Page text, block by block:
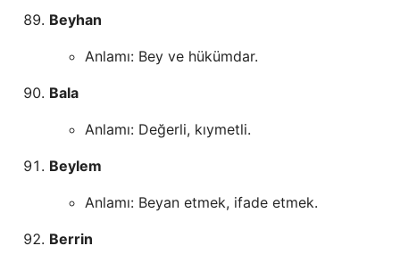
Beyhan
Anlamı: Bey ve hükümdar.
Bala
Anlamı: Değerli, kıymetli.
Beylem
Anlamı: Beyan etmek, ifade etmek.
Berrin